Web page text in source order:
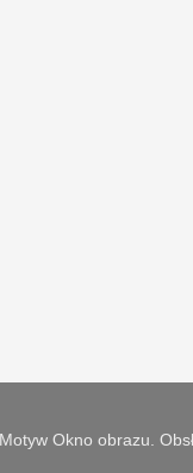
Motyw Okno obrazu.